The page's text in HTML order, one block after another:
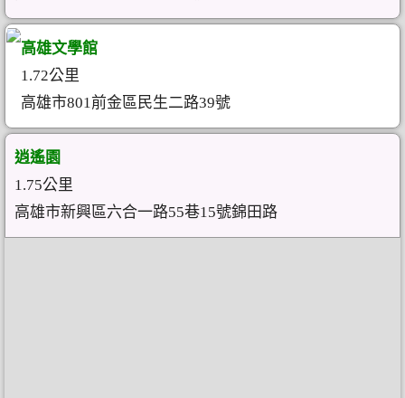
高雄文學館
1.72公里
高雄市801前金區民生二路39號
逍遙園
1.75公里
高雄市新興區六合一路55巷15號錦田路